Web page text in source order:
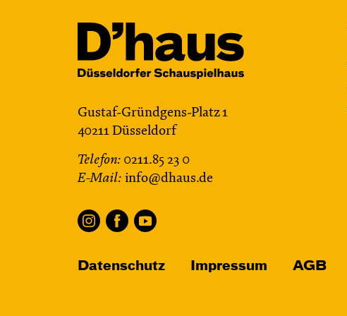
Gustaf-Gründgens-Platz 1
40211 Düsseldorf
Telefon: 0211.85 23 0
E-Mail: info@dhaus.de
Datenschutz Impressum AGB